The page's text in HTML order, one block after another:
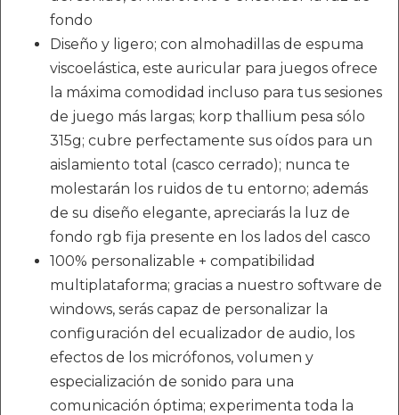
fondo
Diseño y ligero; con almohadillas de espuma
viscoelástica, este auricular para juegos ofrece
la máxima comodidad incluso para tus sesiones
de juego más largas; korp thallium pesa sólo
315g; cubre perfectamente sus oídos para un
aislamiento total (casco cerrado); nunca te
molestarán los ruidos de tu entorno; además
de su diseño elegante, apreciarás la luz de
fondo rgb fija presente en los lados del casco
100% personalizable + compatibilidad
multiplataforma; gracias a nuestro software de
windows, serás capaz de personalizar la
configuración del ecualizador de audio, los
efectos de los micrófonos, volumen y
especialización de sonido para una
comunicación óptima; experimenta toda la